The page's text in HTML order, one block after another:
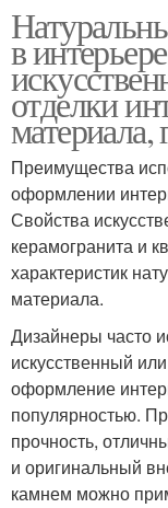
в
отделки
Преимущества
оформлении
Свойства
керамогранита и
характеристик
материала.
Дизайнеры часто
искусственный
оформление
популярностью.
прочность,
и оригинальный
камнем можно